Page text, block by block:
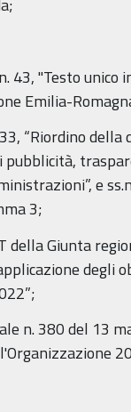
43, "Testo
Emilia-
“Riordino
pubblicità,
e
3;
della Giunta
degli
n. 380 del 13